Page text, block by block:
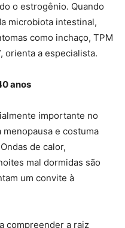
o estrogênio. Quando
microbiota intestinal,
como inchaço, TPM
orienta a especialista.
anos
importante no
e costuma
de calor,
mal dormidas são
um convite à
compreender a raiz